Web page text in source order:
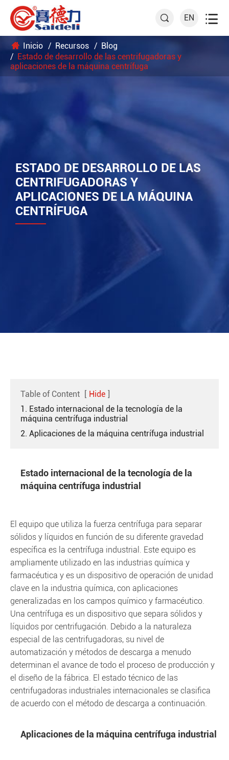
 EN 
Inicio Recursos
Blog
Estado de desarrollo de las centrifugadoras y
aplicaciones de la máquina centrífuga
ESTADO DE DESARROLLO DE LAS
CENTRIFUGADORAS Y
APLICACIONES DE LA MÁQUINA
CENTRÍFUGA
Table of Content [ Hide ]
1. Estado internacional de la tecnología de la
máquina centrífuga industrial
2. Aplicaciones de la máquina centrífuga industrial
Estado internacional de la tecnología de la
máquina centrífuga industrial
El equipo que utiliza la fuerza centrífuga para separar
sólidos y líquidos en función de su diferente gravedad
específica es la centrífuga industrial. Este equipo es
ampliamente utilizado en las industrias química y
farmacéutica y es un dispositivo de operación de unidad
clave en la industria química, con aplicaciones
generalizadas en los campos químico y farmacéutico.
Una centrífuga es un dispositivo que separa sólidos y
líquidos por centrifugación. Debido a la naturaleza
especial de las centrifugadoras, su nivel de
automatización y métodos de descarga a menudo
determinan el avance de todo el proceso de producción y
el diseño de la fábrica. El estado técnico de las
centrifugadoras industriales internacionales se clasifica
de acuerdo con el método de descarga a continuación.
Aplicaciones de la máquina centrífuga industrial